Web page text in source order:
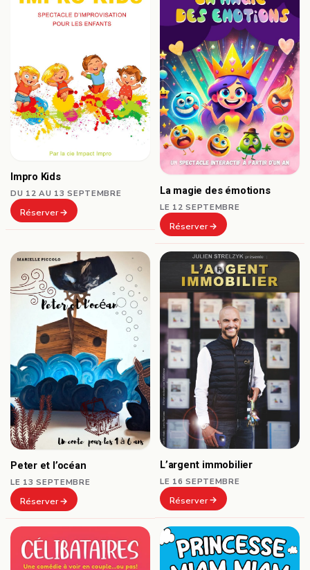
Impro Kids
DU 12 AU 13 SEPTEMBRE
Réserver
La magie des émotions
LE 12 SEPTEMBRE
Réserver
Peter et l’océan
LE 13 SEPTEMBRE
Réserver
L’argent immobilier
LE 16 SEPTEMBRE
Réserver